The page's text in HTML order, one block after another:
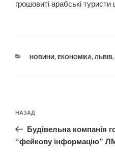
грошовиті арабські
КАТЕГОРІЇ
НОВИНИ, ЕКОНОМІКА, ЛЬВІВ,
записів
Попередній
запис:
НАЗАД
Будівельна компанія
“фейкову інформацію”